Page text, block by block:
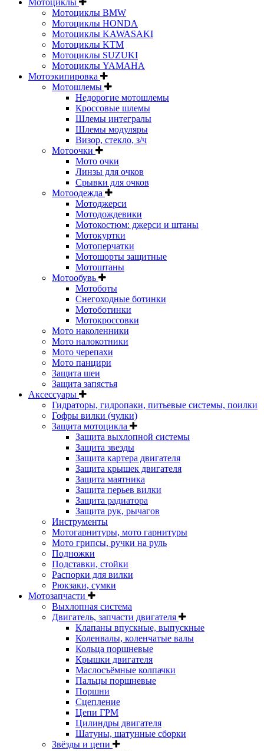
Мотоциклы BMW
Мотоциклы HONDA
Мотоциклы KAWASAKI
Мотоциклы KTM
Мотоциклы SUZUKI
Мотоциклы YAMAHA
Мотоэкипировка
Мотошлемы
Недорогие мотошлемы
Кроссовые шлемы
Шлемы интегралы
Шлемы модуляры
Визор, стекло, з/ч
Мотоочки
Мото очки
Линзы для очков
Срывки для очков
Мотоодежда
Мотоджерси
Мотодождевики
Мотокостюм: джерси и штаны
Мотокуртки
Мотоперчатки
Мотошорты защитные
Мотоштаны
Мотообувь
Мотоботы
Снегоходные ботинки
Мотоботинки
Мотокроссовки
Мото наколенники
Мото налокотники
Мото черепахи
Мото панцири
Защита шеи
Защита запястья
Аксессуары
Гидраторы, гидропаки, питьевые системы, поилки
Гофры вилки (чулки)
Защита мотоцикла
Защита выхлопной системы
Защита звезды
Защита картера двигателя
Защита крышек двигателя
Защита маятника
Защита перьев вилки
Защита радиатора
Защита рук, рычагов
Инструменты
Мотогарнитуры, мото гарнитуры
Мото грипсы, ручки на руль
Подножки
Подставки, стойки
Распорки для вилки
Рюкзаки, сумки
Мотозапчасти
Выхлопная система
Двигатель, запчасти двигателя
Клапаны впускные, выпускные
Коленвалы, коленчатые валы
Кольца поршневые
Крышки двигателя
Маслосъёмные колпачки
Пальцы поршневые
Поршни
Сцепление
Цепи ГРМ
Цилиндры двигателя
Шатуны, шатунные сборки
Звёзды и цепи